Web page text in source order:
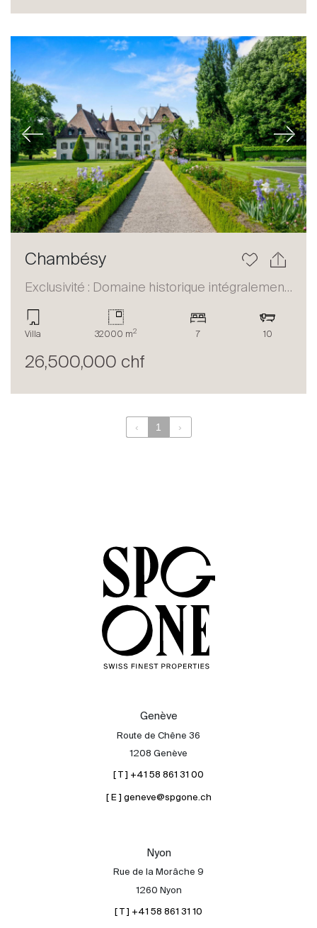
Acheter
Louer
International
Vendre
Previous Next
Chambésy
Exclusivité : Domaine historique intégralement restauré
Villa 32000 m2 7 10
26,500,000 chf
‹ 1 ›
Genève
Route de Chêne 36
1208 Genève
[ T ] +41 58 861 31 00
[ E ] geneve@spgone.ch
Nyon
Rue de la Morâche 9
1260 Nyon
[ T ] +41 58 861 31 10